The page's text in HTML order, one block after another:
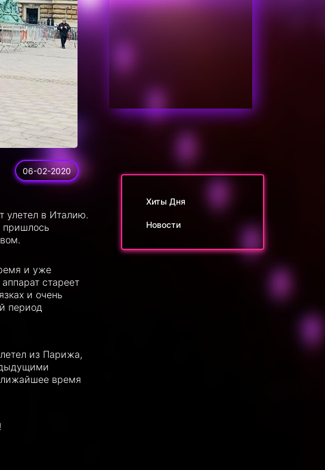
06-02-2020
улетел в Италию.
пришлось
и уже
стареет
и очень
период
из Парижа,
время
Хиты Дня
Новости